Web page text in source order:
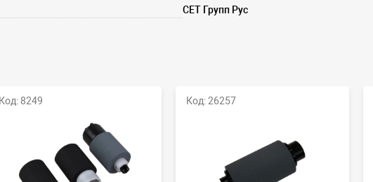
СЕТ Групп Рус
Код: 8249 Код: 26257